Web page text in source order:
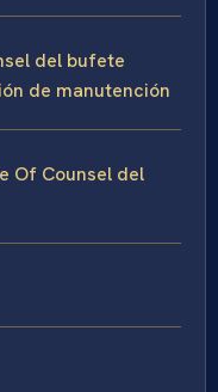
del bufete
de manutención
Of Counsel del